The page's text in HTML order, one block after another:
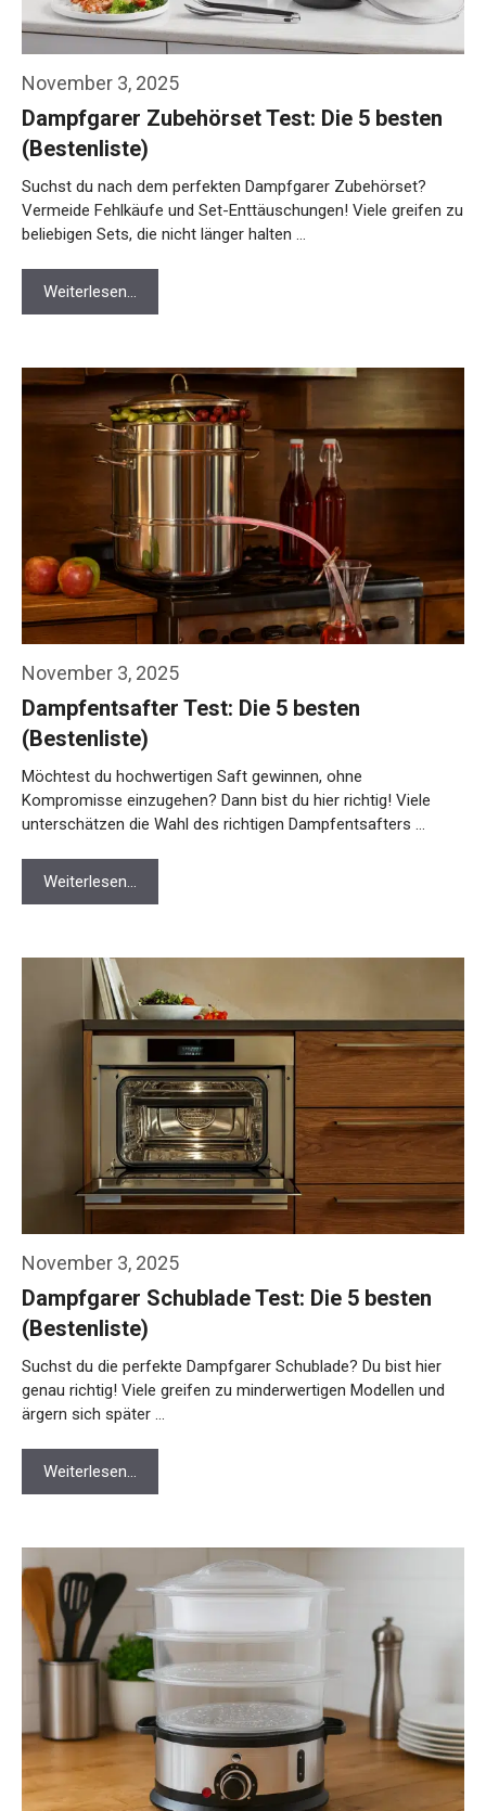
November 3, 2025
Dampfgarer Zubehörset Test: Die 5 besten
(Bestenliste)
Suchst du nach dem perfekten Dampfgarer Zubehörset?
Vermeide Fehlkäufe und Set-Enttäuschungen! Viele greifen zu
beliebigen Sets, die nicht länger halten …
Weiterlesen…
November 3, 2025
Dampfentsafter Test: Die 5 besten
(Bestenliste)
Möchtest du hochwertigen Saft gewinnen, ohne
Kompromisse einzugehen? Dann bist du hier richtig! Viele
unterschätzen die Wahl des richtigen Dampfentsafters …
Weiterlesen…
November 3, 2025
Dampfgarer Schublade Test: Die 5 besten
(Bestenliste)
Suchst du die perfekte Dampfgarer Schublade? Du bist hier
genau richtig! Viele greifen zu minderwertigen Modellen und
ärgern sich später …
Weiterlesen…